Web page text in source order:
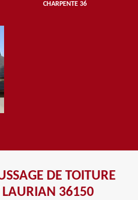
CHARPENTE 36
DE TOITURE
LAURIAN 36150